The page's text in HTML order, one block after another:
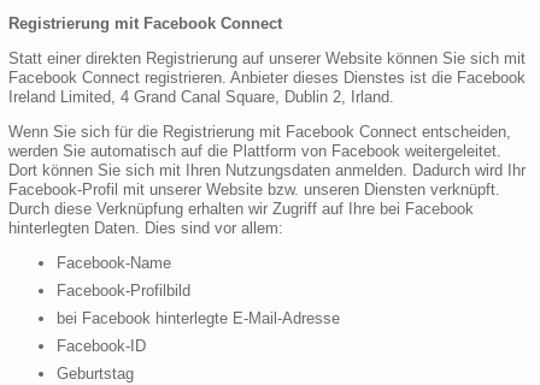
Registrierung mit Facebook Connect
Statt einer direkten Registrierung auf unserer Website können Sie sich mit
Facebook Connect registrieren. Anbieter dieses Dienstes ist die Facebook
Ireland Limited, 4 Grand Canal Square, Dublin 2, Irland.
Wenn Sie sich für die Registrierung mit Facebook Connect entscheiden,
werden Sie automatisch auf die Plattform von Facebook weitergeleitet.
Dort können Sie sich mit Ihren Nutzungsdaten anmelden. Dadurch wird Ihr
Facebook-Profil mit unserer Website bzw. unseren Diensten verknüpft.
Durch diese Verknüpfung erhalten wir Zugriff auf Ihre bei Facebook
hinterlegten Daten. Dies sind vor allem:
Facebook-Name
Facebook-Profilbild
bei Facebook hinterlegte E-Mail-Adresse
Facebook-ID
Geburtstag